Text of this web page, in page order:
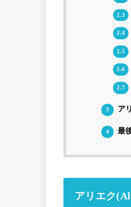
2.3
2.4
2.5
2.6
2.7
3 ア
4 最
アリエク